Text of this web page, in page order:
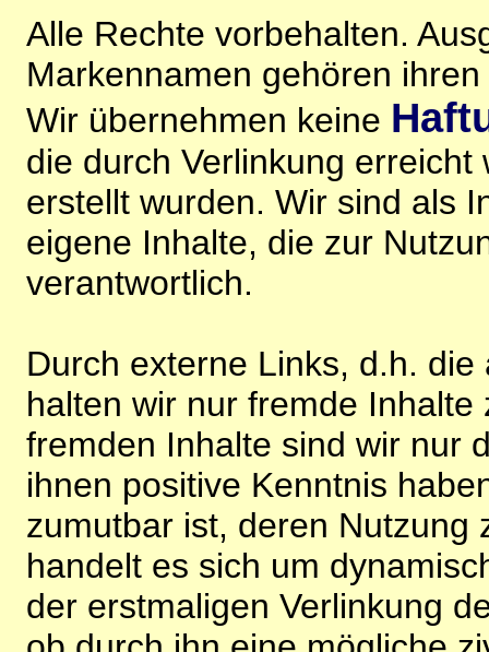
Alle Rechte vorbehalten.
Markennamen gehören
Wir übernehmen keine
die durch Verlinkung
erstellt wurden. Wir sind als
eigene Inhalte, die zur
verantwortlich.
Durch externe Links, d.h.
halten wir nur fremde
fremden Inhalte sind wir nur
ihnen positive Kenntnis
zumutbar ist, deren Nutzung
handelt es sich um
der erstmaligen Verlinkung